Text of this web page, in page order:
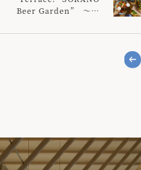
Beer Garden” ～平
期間限定ビアガーデン